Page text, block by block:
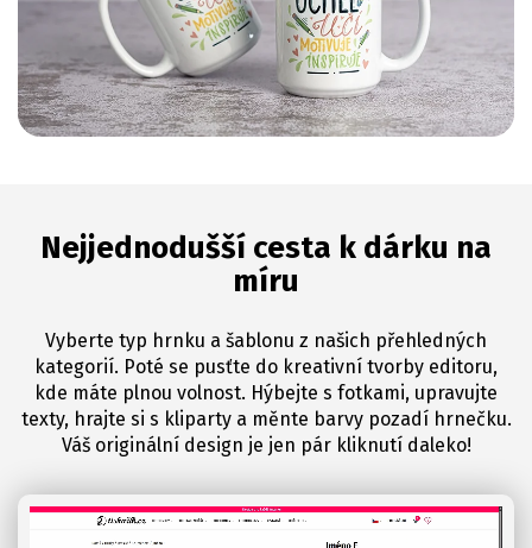
Nejjednodušší cesta k dárku na
míru
Vyberte typ hrnku a šablonu z našich přehledných
kategorií. Poté se pusťte do kreativní tvorby editoru,
kde máte plnou volnost. Hýbejte s fotkami, upravujte
texty, hrajte si s kliparty a měnte barvy pozadí hrnečku.
Váš originální design je jen pár kliknutí daleko!